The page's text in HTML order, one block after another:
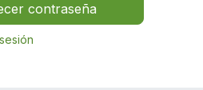
contraseña